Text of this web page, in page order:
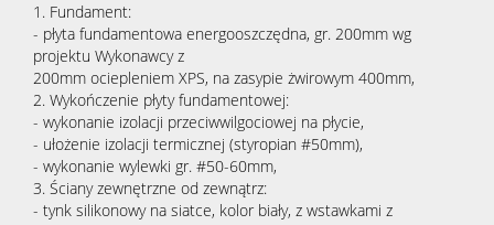
1. Fundament:
- płyta fundamentowa energooszczędna, gr. 200mm wg
projektu Wykonawcy z
200mm ociepleniem XPS, na zasypie żwirowym 400mm,
2. Wykończenie płyty fundamentowej:
- wykonanie izolacji przeciwwilgociowej na płycie,
- ułożenie izolacji termicznej (styropian #50mm),
- wykonanie wylewki gr. #50-60mm,
3. Ściany zewnętrzne od zewnątrz:
- tynk silikonowy na siatce, kolor biały, z wstawkami z